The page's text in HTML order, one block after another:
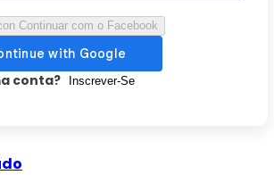
Continuar com o Facebook
conta? Inscrever-Se